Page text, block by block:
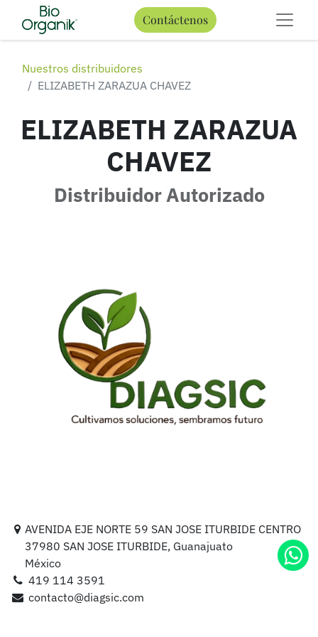
Contáctenos
Nuestros distribuidores
ELIZABETH ZARAZUA CHAVEZ
ELIZABETH ZARAZUA
CHAVEZ
Distribuidor Autorizado
AVENIDA EJE NORTE 59 SAN JOSE ITURBIDE CENTRO
37980 SAN JOSE ITURBIDE, Guanajuato
México
419 114 3591
contacto@diagsic.com